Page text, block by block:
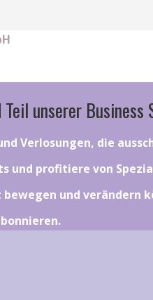
unserer Business
Verlosungen, die
und profitiere von
und verändern